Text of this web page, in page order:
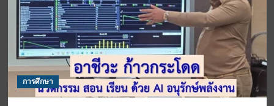
การศึกษา